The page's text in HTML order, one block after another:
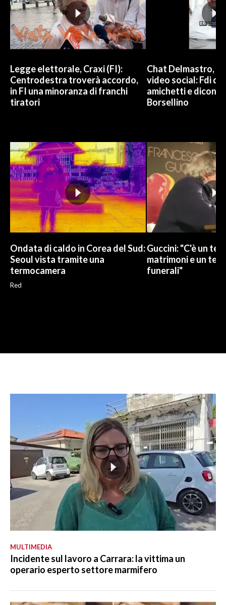
Legge elettorale, Craxi (FI):
Centrodestra troverà accordo,
in FI una minoranza di franchi
tiratori
Chat Delmastro,
video social: Fdi
amichetti e dicono
Borsellino
Ondata di caldo in Corea del Sud:
Seoul vista tramite una
termocamera
Red
Guccini: "C'è un
matrimoni e un
funerali"
MULTIMEDIA
Incidente sul lavoro a Carrara: la vittima un
operario esperto settore marmifero